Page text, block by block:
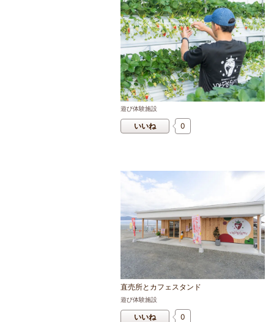
遊び体験施設
いいね 0
直売所とカフェスタンド
遊び体験施設
いいね 0